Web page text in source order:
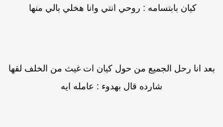
كيان بابتسامه : روحي انتي وانا هخلي بالي منها
انا رحل الجميع من حول كيان ات غيث من الخلف لقها
شارده قال بهدوء : عامله ايه